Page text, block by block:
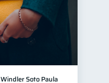
Windler Soto Paula